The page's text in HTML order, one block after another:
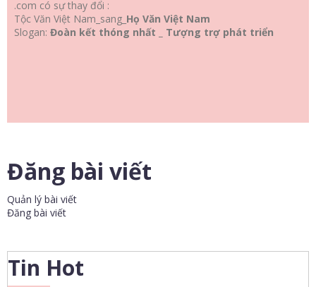
.com có sự thay đổi :
Tộc Văn Việt Nam_sang_ Họ Văn Việt Nam
Slogan: Đoàn kết thóng nhất _ Tượng trợ phát triển
Đăng bài viết
Quản lý bài viết
Đăng bài viết
Tin Hot